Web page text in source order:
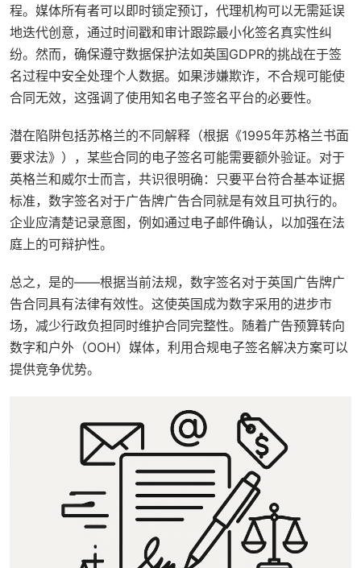
程。媒体所有者可以即时锁定预订，代理机构可以无需延误
地迭代创意，通过时间戳和审计跟踪最小化签名真实性纠
纷。然而，确保遵守数据保护法如英国GDPR的挑战在于签
名过程中安全处理个人数据。如果涉嫌欺诈，不合规可能使
合同无效，这强调了使用知名电子签名平台的必要性。
潜在陷阱包括苏格兰的不同解释（根据《1995年苏格兰书面
要求法》），某些合同的电子签名可能需要额外验证。对于
英格兰和威尔士而言，共识很明确：只要平台符合基本证据
标准，数字签名对于广告牌广告合同就是有效且可执行的。
企业应清楚记录意图，例如通过电子邮件确认，以加强在法
庭上的可辩护性。
总之，是的——根据当前法规，数字签名对于英国广告牌广
告合同具有法律有效性。这使英国成为数字采用的进步市
场，减少行政负担同时维护合同完整性。随着广告预算转向
数字和户外（OOH）媒体，利用合规电子签名解决方案可以
提供竞争优势。